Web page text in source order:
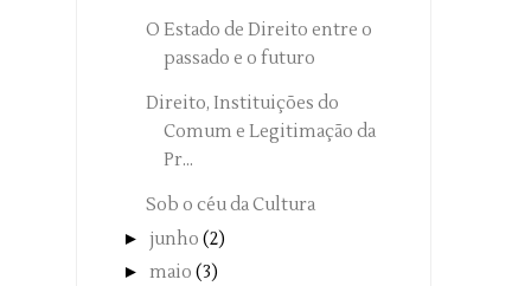
O Estado de Direito entre o
passado e o futuro
Direito, Instituições do
Comum e Legitimação da
Pr...
Sob o céu da Cultura
► junho (2)
► maio (3)